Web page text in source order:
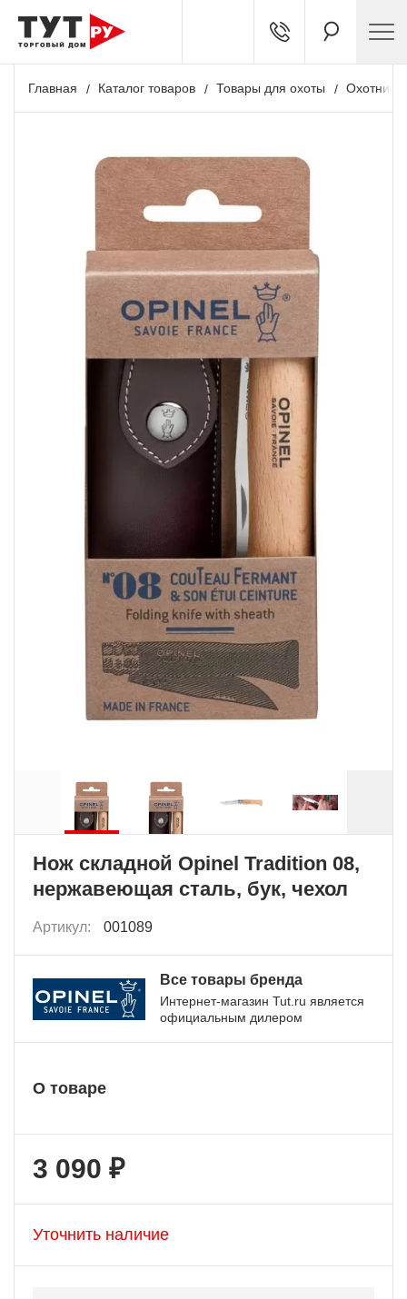
Главная Каталог товаров Товары для охоты
Нож складной Opinel Tradition 08,
нержавеющая сталь, бук, чехол
Артикул: 001089
Все товары бренда
Интернет-магазин Tut.ru является
официальным дилером
О товаре
3 090 ₽
Уточнить наличие